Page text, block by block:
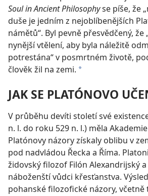
Soul in Ancient Philosophyse píše, že
duše je jedním z nejoblíbenějších
námětů“. Byl pevně přesvědčený, že
nynější vtělení, aby byla náležitě
potrestána“ v posmrtném životě,
člověk žil na zemi. *
JAK SE PLATÓNOVO
V průběhu devíti století své
n. l. do roku 529 n. l.) měla
Platónovy názory získaly oblibu v
pod nadvládou Řecka a Říma.
židovský filozof Filón Alexandrijský
náboženští vůdci křesťanstva.
pohanské filozofické názory, včetně